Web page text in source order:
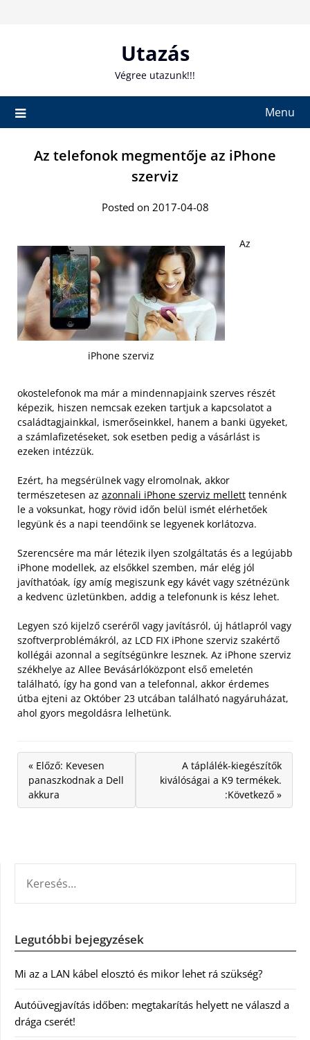
Utazás
Végree utazunk!!!
Menu
Az telefonok megmentője az iPhone
szerviz
Posted on 2017-04-08
iPhone szerviz
Az
okostelefonok ma már a mindennapjaink szerves részét
képezik, hiszen nemcsak ezeken tartjuk a kapcsolatot a
családtagjainkkal, ismerőseinkkel, hanem a banki ügyeket,
a számlafizetéseket, sok esetben pedig a vásárlást is
ezeken intézzük.
Ezért, ha megsérülnek vagy elromolnak, akkor
természetesen az azonnali iPhone szerviz mellett tennénk
le a voksunkat, hogy rövid időn belül ismét elérhetőek
legyünk és a napi teendőink se legyenek korlátozva.
Szerencsére ma már létezik ilyen szolgáltatás és a legújabb
iPhone modellek, az elsőkkel szemben, már elég jól
javíthatóak, így amíg megiszunk egy kávét vagy szétnézünk
a kedvenc üzletünkben, addig a telefonunk is kész lehet.
Legyen szó kijelző cseréről vagy javításról, új hátlapról vagy
szoftverproblémákról, az LCD FIX iPhone szerviz szakértő
kollégái azonnal a segítségünkre lesznek. Az iPhone szerviz
székhelye az Allee Bevásárlóközpont első emeletén
található, így ha gond van a telefonnal, akkor érdemes
útba ejteni az Október 23 utcában található nagyáruházat,
ahol gyors megoldásra lelhetünk.
« Előző: Kevesen
panaszkodnak a Dell
akkura
A táplálék-kiegészítők
kiválóságai a K9 termékek.
:Következő »
Legutóbbi bejegyzések
Mi az a LAN kábel elosztó és mikor lehet rá szükség?
Autóüvegjavítás időben: megtakarítás helyett ne válaszd a
drága cserét!